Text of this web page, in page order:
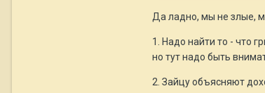
Да ладно, мы не злые,
1. Надо найти то - что
но тут надо быть
2. Зайцу объясняют